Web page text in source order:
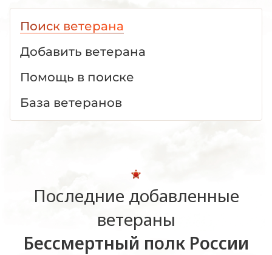
Поиск ветерана
Добавить ветерана
Помощь в поиске
База ветеранов
Последние добавленные
ветераны
Бессмертный полк России